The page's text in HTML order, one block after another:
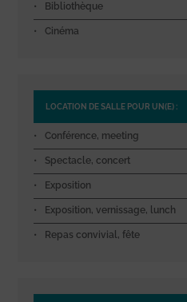
Bibliothèque
Cinéma
LOCATION DE SALLE POUR UN(E) :
Conférence, meeting
Spectacle, concert
Exposition
Exposition, vernissage, lunch
Repas convivial, fête